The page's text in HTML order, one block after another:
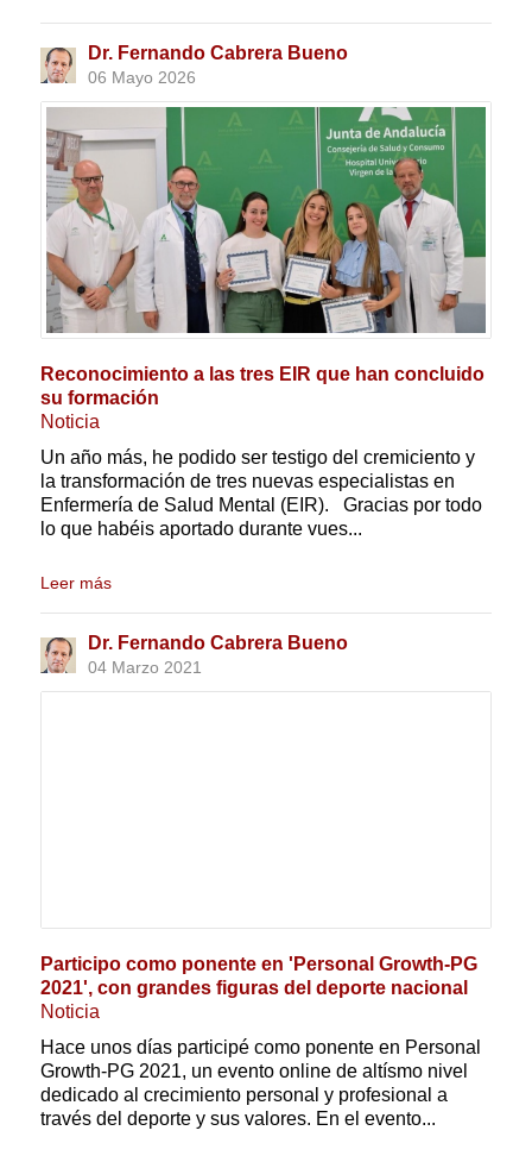
Dr. Fernando Cabrera Bueno
06 Mayo 2026
Reconocimiento a las tres EIR que han concluido
su formación
Noticia
Un año más, he podido ser testigo del cremiciento y
la transformación de tres nuevas especialistas en
Enfermería de Salud Mental (EIR). Gracias por todo
lo que habéis aportado durante vues...
Leer más
Dr. Fernando Cabrera Bueno
04 Marzo 2021
Participo como ponente en 'Personal Growth-PG
2021', con grandes figuras del deporte nacional
Noticia
Hace unos días participé como ponente en Personal
Growth-PG 2021, un evento online de altísmo nivel
dedicado al crecimiento personal y profesional a
través del deporte y sus valores. En el evento...